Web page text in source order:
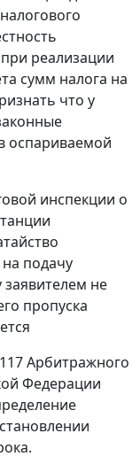
реализации
сумм налога на
что у
оспариваемой
инспекции о
подачу
не
пропуска
Арбитражного
Федерации